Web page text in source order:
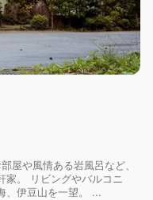
屋や風情ある岩風呂など、
家。 リビングやバルコニ
、伊豆山を一望。 ...